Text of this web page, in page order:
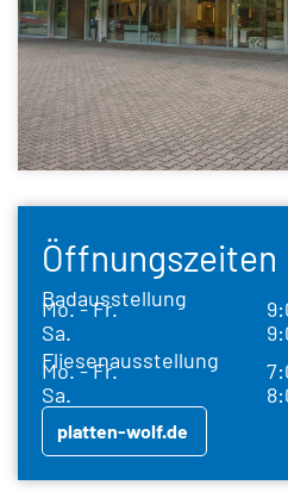
Öffnungszeiten
Badausstellung
Mo. - Fr.
Sa.
Fliesenausstellung
Mo. - Fr.
Sa.
platten-wolf.de